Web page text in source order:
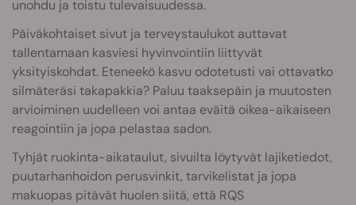
unohdu ja toistu tulevaisuudessa.
Päiväkohtaiset sivut ja terveystaulukot auttavat
tallentamaan kasviesi hyvinvointiin liittyvät
yksityiskohdat. Eteneekö kasvu odotetusti vai ottavatko
silmäteräsi takapakkia? Paluu taaksepäin ja muutosten
arvioiminen uudelleen voi antaa eväitä oikea-aikaiseen
reagointiin ja jopa pelastaa sadon.
Tyhjät ruokinta-aikataulut, sivuilta löytyvät lajiketiedot,
puutarhanhoidon perusvinkit, tarvikelistat ja jopa
makuopas pitävät huolen siitä, että RQS